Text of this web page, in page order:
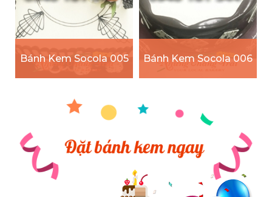
Bánh Kem Socola 005 Bánh Kem Socola 006